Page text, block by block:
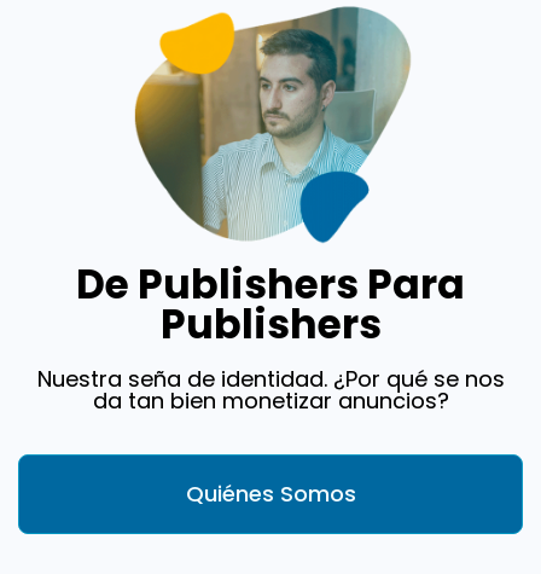
De Publishers Para
Publishers
Nuestra seña de identidad. ¿Por qué se nos
da tan bien monetizar anuncios?
Quiénes Somos